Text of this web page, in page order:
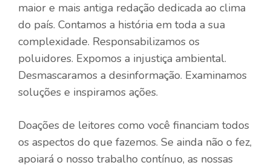
maior e mais antiga redação dedicada ao clima
do país. Contamos a história em toda a sua
complexidade. Responsabilizamos os
poluidores. Expomos a injustiça ambiental.
Desmascaramos a desinformação. Examinamos
soluções e inspiramos ações.
Doações de leitores como você financiam todos
os aspectos do que fazemos. Se ainda não o fez,
apoiará o nosso trabalho contínuo, as nossas